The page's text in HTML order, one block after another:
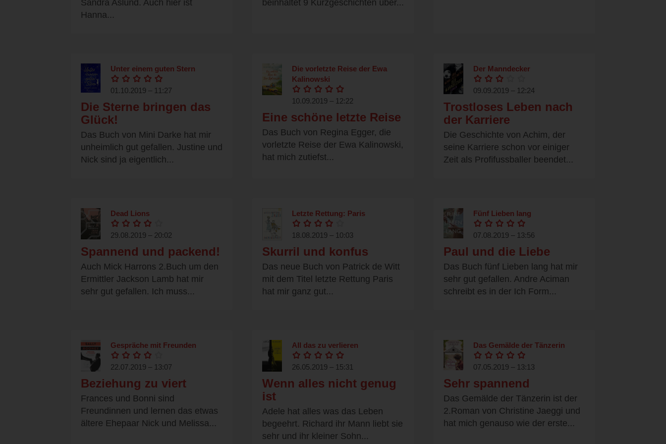
Sandra Aslund. Auch hier ist
Hanna...
beinhaltet 9 Kurzgeschichten über...
Unter einem guten Stern
01.10.2019 – 11:27
Die Sterne bringen das
Glück!
Das Buch von Mini Darke hat mir
unheimlich gut gefallen. Justine und
Nick sind ja eigentlich...
Die vorletzte Reise der Ewa
Kalinowski
10.09.2019 – 12:22
Eine schöne letzte Reise
Das Buch von Regina Egger, die
vorletzte Reise der Ewa Kalinowski,
hat mich zutiefst...
Der Manndecker
09.09.2019 – 12:24
Trostloses Leben nach
der Karriere
Die Geschichte von Achim, der
seine Karriere schon vor einiger
Zeit als Profifussballer beendet...
Dead Lions
29.08.2019 – 20:02
Spannend und packend!
Auch Mick Harrons 2.Buch um den
Ermittler Jackson Lamb hat mir
sehr gut gefallen. Ich muss...
Letzte Rettung: Paris
18.08.2019 – 10:03
Skurril und konfus
Das neue Buch von Patrick de Witt
mit dem Titel letzte Rettung Paris
hat mir ganz gut...
Fünf Lieben lang
07.08.2019 – 13:56
Paul und die Liebe
Das Buch fünf Lieben lang hat mir
sehr gut gefallen. Andre Aciman
schreibt es in der Ich Form...
Gespräche mit Freunden
22.07.2019 – 13:07
Beziehung zu viert
Frances und Bonni sind
Freundinnen und lernen das etwas
ältere Ehepaar Nick und Melissa...
All das zu verlieren
26.05.2019 – 15:31
Wenn alles nicht genug
ist
Adele hat alles was das Leben
begeehrt. Richard ihr Mann liebt sie
sehr und ihr kleiner Sohn...
Das Gemälde der Tänzerin
07.05.2019 – 13:13
Sehr spannend
Das Gemälde der Tänzerin ist der
2.Roman von Christine Jaeggi und
hat mich genauso wie der erste...